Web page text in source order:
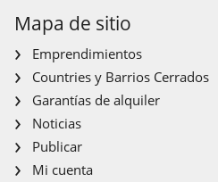
Mapa de sitio
Emprendimientos
Countries y Barrios Cerrados
Garantías de alquiler
Noticias
Publicar
Mi cuenta